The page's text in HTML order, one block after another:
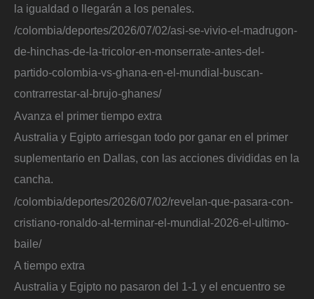
la igualdad o llegarán a los penales.
/colombia/deportes/2026/07/02/asi-se-vivio-el-madrugon-
de-hinchas-de-la-tricolor-en-monserrate-antes-del-
partido-colombia-vs-ghana-en-el-mundial-buscan-
contrarrestar-al-brujo-ghanes/
Avanza el primer tiempo extra
Australia y Egipto arriesgan todo por ganar en el primer
suplementario en Dallas, con las acciones divididas en la
cancha.
/colombia/deportes/2026/07/02/revelan-que-pasara-con-
cristiano-ronaldo-al-terminar-el-mundial-2026-el-ultimo-
baile/
A tiempo extra
Australia y Egipto no pasaron del 1-1 y el encuentro se